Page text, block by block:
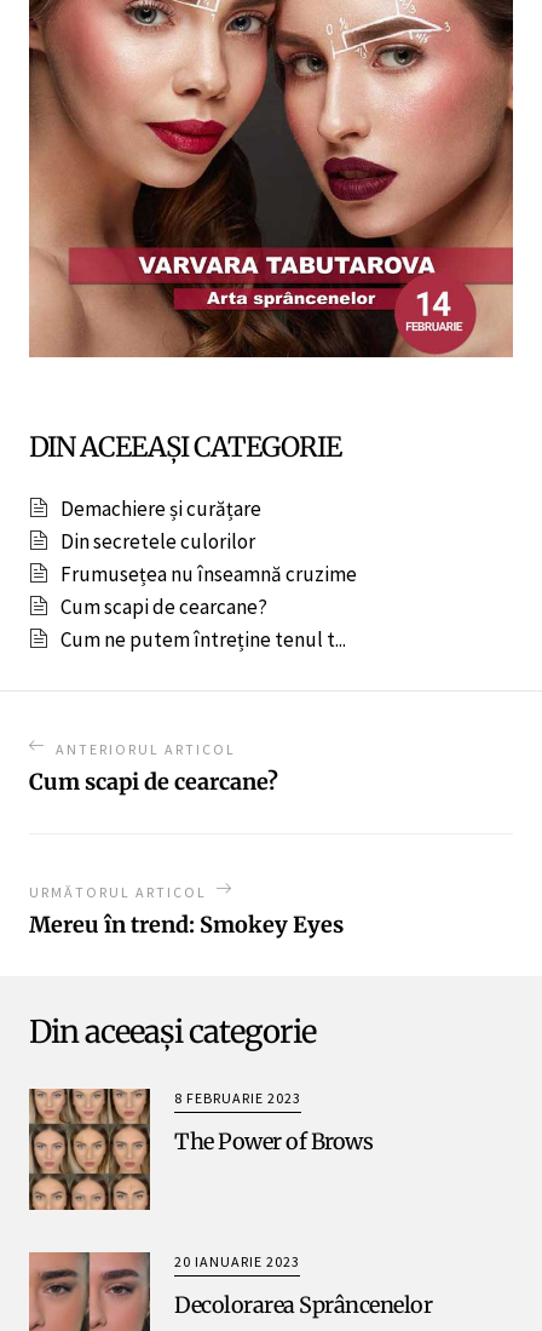
DIN ACEEAȘI CATEGORIE
Demachiere și curățare
Din secretele culorilor
Frumusețea nu înseamnă cruzime
Cum scapi de cearcane?
Cum ne putem întreține tenul t...
ANTERIORUL ARTICOL
Cum scapi de cearcane?
URMĂTORUL ARTICOL
Mereu în trend: Smokey Eyes
Din aceeași categorie
8 FEBRUARIE 2023
The Power of Brows
20 IANUARIE 2023
Decolorarea Sprâncenelor